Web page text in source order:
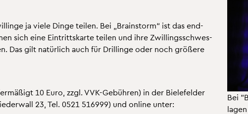
ja viele Dinge tei­len. Bei „Brain­storm“ ist das end­
sich eine Ein­tritts­kar­te tei­len und ihre Zwil­lings­schwes­
Das gilt na­tür­lich auch für Dril­lin­ge oder noch grö­ße­re
10 Euro, zzgl. VVK-Ge­büh­ren) in der Bie­le­fel­der
23, Tel. 0521 516999) und on­line unter:
Bei